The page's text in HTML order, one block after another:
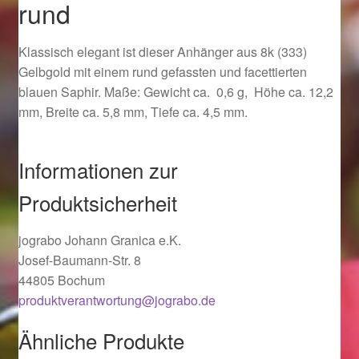
Ostergeschenke finden für Ostern 2019
Ostergeschenke finden für Ostern 2020
Ostergeschenke finden für Ostern 2021
Shop
Startseite
Startseite
rund
Klassisch elegant ist dieser Anhänger aus 8k (333)
Gelbgold mit einem rund gefassten und facettierten
blauen Saphir. Maße: Gewicht ca. 0,6 g, Höhe ca. 12,2
mm, Breite ca. 5,8 mm, Tiefe ca. 4,5 mm.
Informationen zur
Produktsicherheit
jograbo Johann Granica e.K.
Josef-Baumann-Str. 8
44805 Bochum
produktverantwortung@jograbo.de
Ähnliche Produkte